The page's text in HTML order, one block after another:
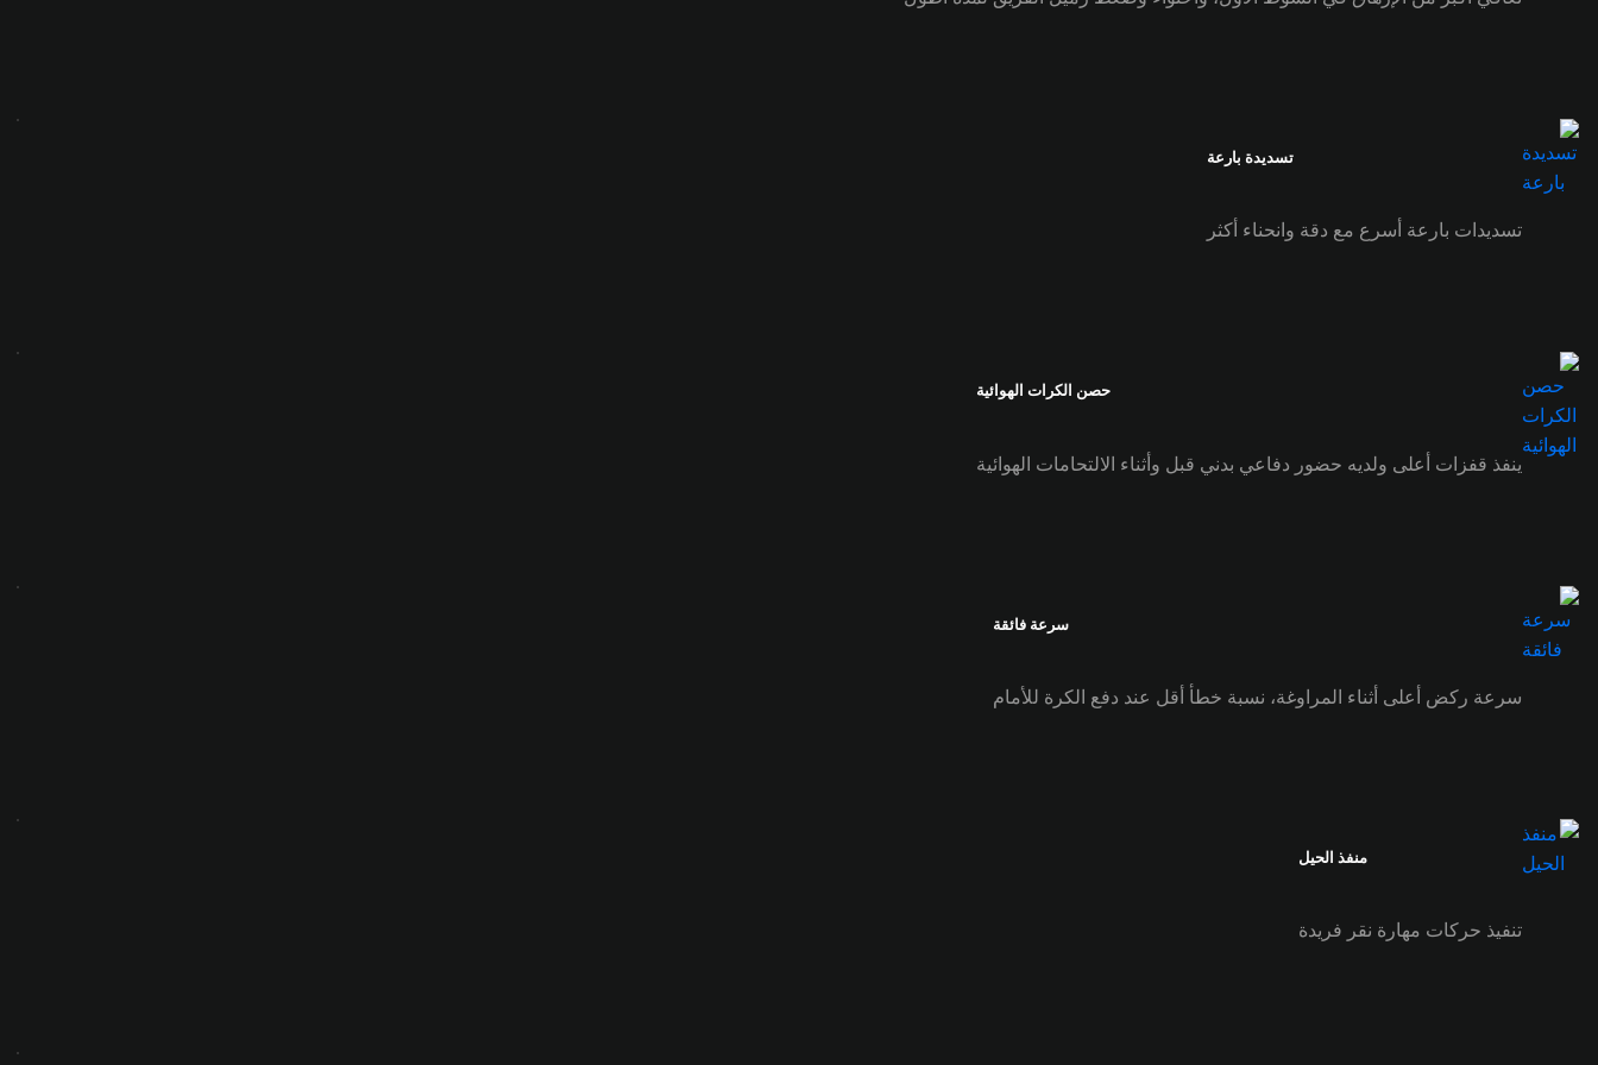
تسديدة بارعة
تسديدات بارعة أسرع مع دقة وانحناء أكثر
حصن الكرات الهوائية
ينفذ قفزات أعلى ولديه حضور دفاعي بدني قبل وأثناء الالتحامات الهوائية
سرعة فائقة
سرعة ركض أعلى أثناء المراوغة، نسبة خطأ أقل عند دفع الكرة للأمام
منفذ الحيل
تنفيذ حركات مهارة نقر فريدة